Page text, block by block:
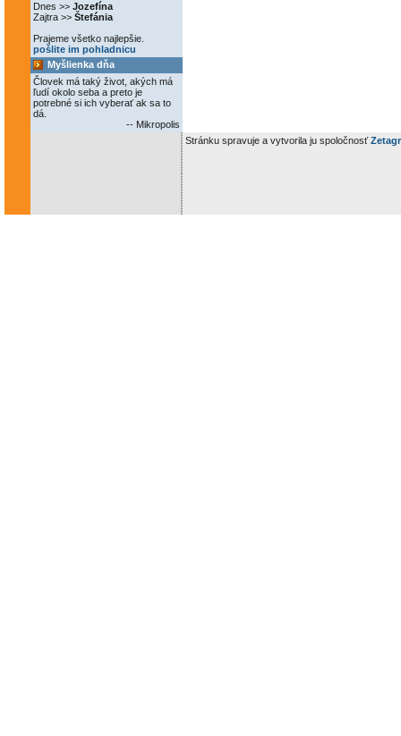
Dnes >> Jozefína
Zajtra >> Štefánia
Prajeme všetko najlepšie.
pošlite im pohladnicu
Myšlienka dňa
Človek má taký život, akých má
ľudí okolo seba a preto je
potrebné si ich vyberať ak sa to
dá.
-- Mikropolis
Stránku spravuje a vytvorila ju spoločnosť